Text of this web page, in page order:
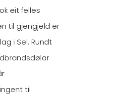
eit felles
til gjengjeld er
i Sel. Rundt
til